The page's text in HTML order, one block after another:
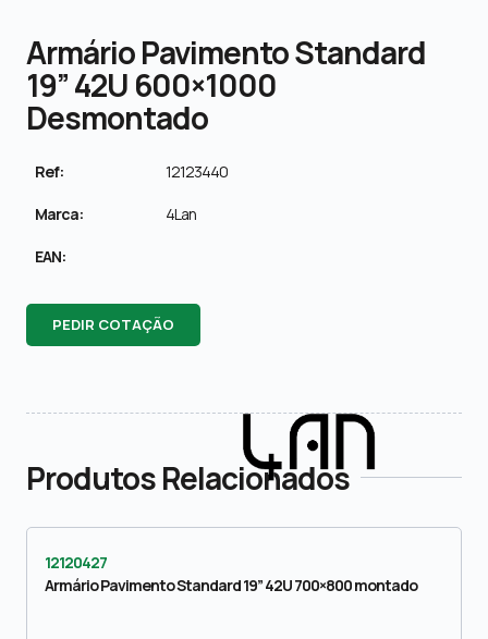
Armário Pavimento Standard
19” 42U 600×1000
Desmontado
Ref: 12123440
Marca: 4Lan
EAN:
PEDIR COTAÇÃO
Produtos Relacionados
12120427
Armário Pavimento Standard 19” 42U 700×800 montado